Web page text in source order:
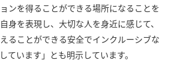
ンを得ることができる場所になることを
身を表現し、大切な人を身近に感じて、
ることができる安全でインクルーシブな
ています」とも明示しています。